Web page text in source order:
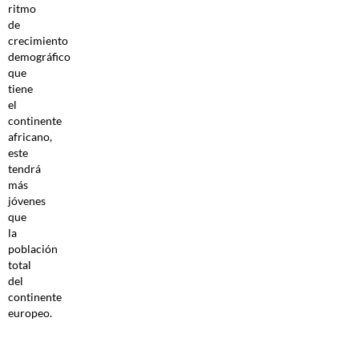
ritmo
de
crecimiento
demográfico
que
tiene
el
continente
africano,
este
tendrá
más
jóvenes
que
la
población
total
del
continente
europeo.